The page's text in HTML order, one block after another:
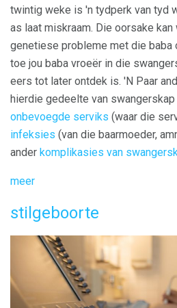
twintig weke is 'n tydperk van tyd
as laat miskraam. Die oorsake
genetiese probleme met die baba
toe jou baba vroeër in die
eers tot later ontdek is. 'N Paar
hierdie gedeelte van
onbevoegde serviks (waar die
infeksies (van die baarmoeder,
ander komplikasies van
meer
stilgeboorte